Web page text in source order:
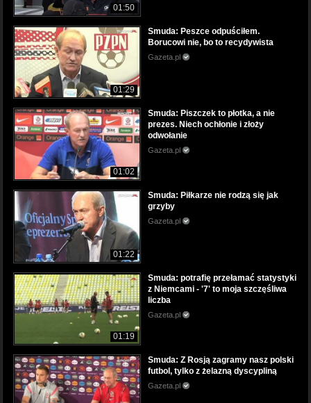
01:50
01:29
Smuda: Peszce odpuściłem.
Borucowi nie, bo to recydywista
Gazeta.pl
01:02
Smuda: Piszczek to płotka, a nie
prezes. Niech ochłonie i złoży
odwołanie
Gazeta.pl
01:22
Smuda: Piłkarze nie rodzą się jak
grzyby
Gazeta.pl
01:19
Smuda: potrafię przełamać statystyki
z Niemcami - '7' to moja szczęśliwa
liczba
Gazeta.pl
Smuda: Z Rosją zagramy nasz polski
futbol, tylko z żelazną dyscypliną
Gazeta.pl